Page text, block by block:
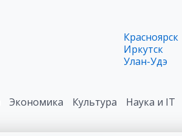
Красноярск
Иркутск
Улан-Удэ
Экономика Культура Наука и IT